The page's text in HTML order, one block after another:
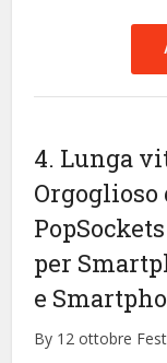
4. Lunga
Orgoglioso
per
e
By 12 ottobre